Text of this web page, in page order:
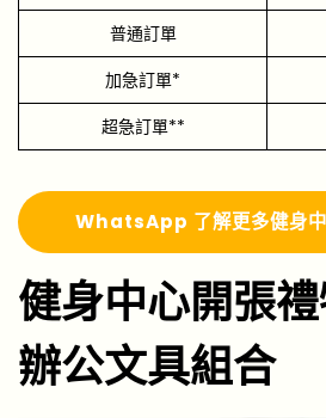
普通訂單
加急訂單*
超急訂單**
WhatsApp 了解更多健身
健身中心開張
辦公文具組合